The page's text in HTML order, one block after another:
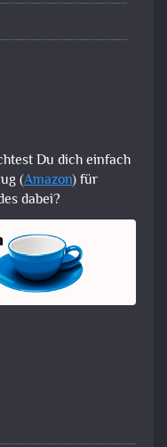
Du dich einfach
(Amazon) für
dabei?